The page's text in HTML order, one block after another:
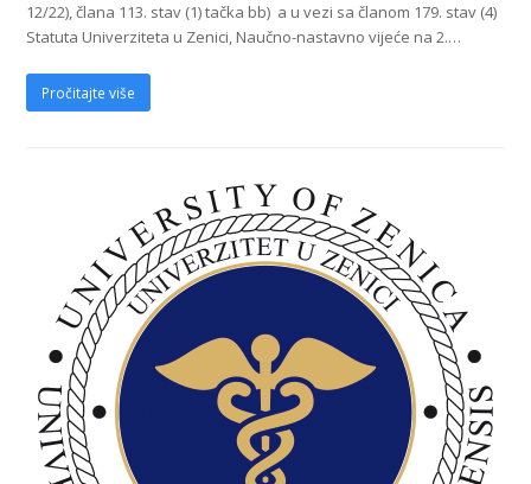
12/22), člana 113. stav (1) tačka bb) a u vezi sa članom 179. stav (4)
Statuta Univerziteta u Zenici, Naučno-nastavno vijeće na 2.…
Pročitajte više